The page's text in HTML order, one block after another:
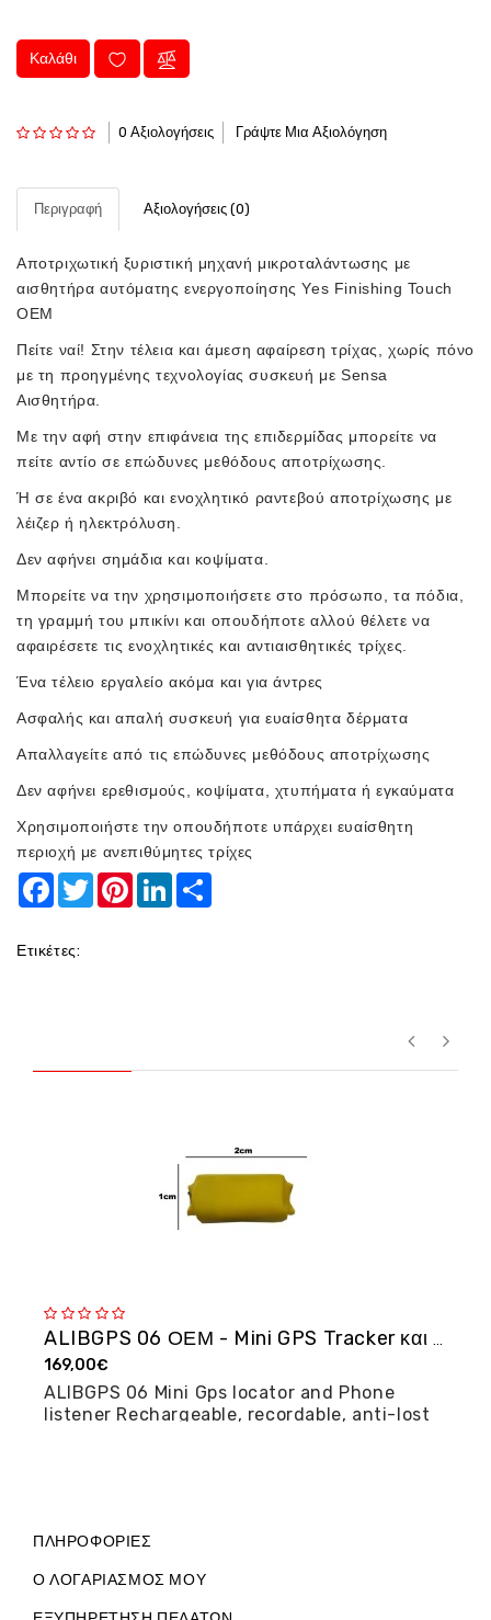
Καλάθι
0 Αξιολογήσεις Γράψτε Μια Αξιολόγηση
Περιγραφή Αξιολογήσεις (0)
Αποτριχωτική ξυριστική μηχανή μικροταλάντωσης με
αισθητήρα αυτόματης ενεργοποίησης Yes Finishing Touch
OEM
Πείτε ναί! Στην τέλεια και άμεση αφαίρεση τρίχας, χωρίς πόνο
με τη προηγμένης τεχνολογίας συσκευή με Sensa
Αισθητήρα.
Με την αφή στην επιφάνεια της επιδερμίδας μπορείτε να
πείτε αντίο σε επώδυνες μεθόδους αποτρίχωσης.
Ή σε ένα ακριβό και ενοχλητικό ραντεβού αποτρίχωσης με
λέιζερ ή ηλεκτρόλυση.
Δεν αφήνει σημάδια και κοψίματα.
Μπορείτε να την χρησιμοποιήσετε στο πρόσωπο, τα πόδια,
τη γραμμή του μπικίνι και οπουδήποτε αλλού θέλετε να
αφαιρέσετε τις ενοχλητικές και αντιαισθητικές τρίχες.
Ένα τέλειο εργαλείο ακόμα και για άντρες
Ασφαλής και απαλή συσκευή για ευαίσθητα δέρματα
Απαλλαγείτε από τις επώδυνες μεθόδους αποτρίχωσης
Δεν αφήνει ερεθισμούς, κοψίματα, χτυπήματα ή εγκαύματα
Χρησιμοποιήστε την οπουδήποτε υπάρχει ευαίσθητη
περιοχή με ανεπιθύμητες τρίχες
Facebook
TwitterPinterestLinkedIn
Ετικέτες:
ALIBGPS 06 ΟΕΜ - Mini GPS Tracker και φω�...
169,00€
ALIBGPS 06 Mini Gps locator and Phone
listener Rechargeable, recordable, anti-lost
ΠΛΗΡΟΦΟΡΊΕΣ
Ο ΛΟΓΑΡΙΑΣΜΌΣ ΜΟΥ